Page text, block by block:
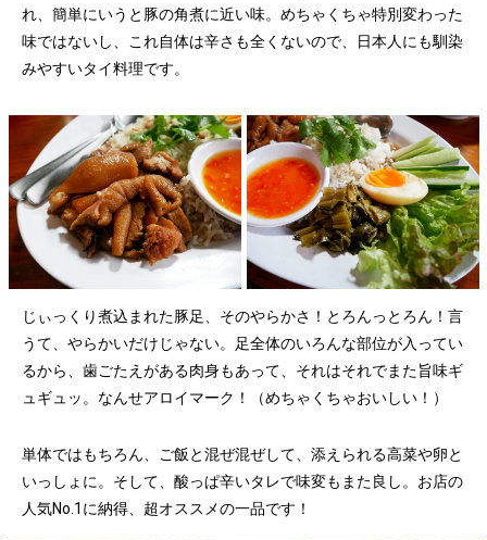
れ、簡単にいうと豚の角煮に近い味。めちゃくちゃ特別変わった
味ではないし、これ自体は辛さも全くないので、日本人にも馴染
みやすいタイ料理です。
じぃっくり煮込まれた豚足、そのやらかさ！とろんっとろん！言
うて、やらかいだけじゃない。足全体のいろんな部位が入ってい
るから、歯ごたえがある肉身もあって、それはそれでまた旨味ギ
ュギュッ。なんせアロイマーク！（めちゃくちゃおいしい！）
単体ではもちろん、ご飯と混ぜ混ぜして、添えられる高菜や卵と
いっしょに。そして、酸っぱ辛いタレで味変もまた良し。お店の
人気No.1に納得、超オススメの一品です！